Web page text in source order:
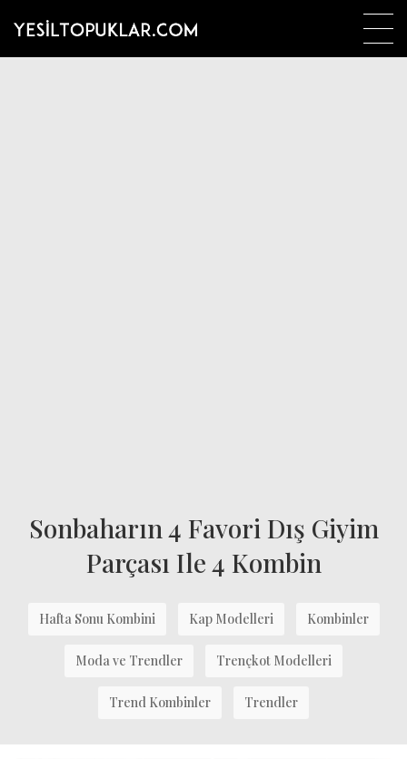
Sonbaharın 4 Favori Dış Giyim
Parçası Ile 4 Kombin
Hafta Sonu Kombini Kap Modelleri Kombinler
Moda ve Trendler Trençkot Modelleri
Trend Kombinler Trendler